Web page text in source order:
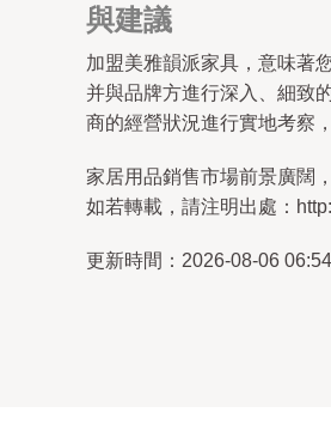
與建議
加盟美雅韻派家具，意味著
并與品牌方進行深入、細致
商的經營狀況進行實地考察
家居用品銷售市場前景廣闊
如若轉載，請注明出處：
更新時間：2026-08-06